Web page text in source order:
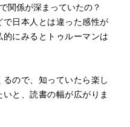
関係が深まっていたの？
日本人とは違った感性が
にみるとトゥルーマンは
ので、知っていたら楽し
と、読書の幅が広がりま